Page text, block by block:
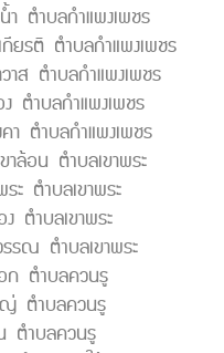
ำ ตำบลกำแพงเพชร
กียรติ ตำบลกำแพงเพชร
าส ตำบลกำแพงเพชร
ตำบลกำแพงเพชร
า ตำบลกำแพงเพชร
าล้อน ตำบลเขาพระ
ระ ตำบลเขาพระ
ตำบลเขาพระ
รณ ตำบลเขาพระ
ก ตำบลควนรู
ญ่ ตำบลควนรู
ตำบลควนรู